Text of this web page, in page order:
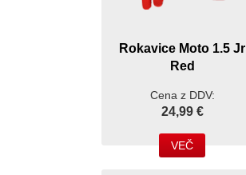
Rokavice Moto 1.5 Jr
Red
Cena z DDV:
24,99 €
VEČ